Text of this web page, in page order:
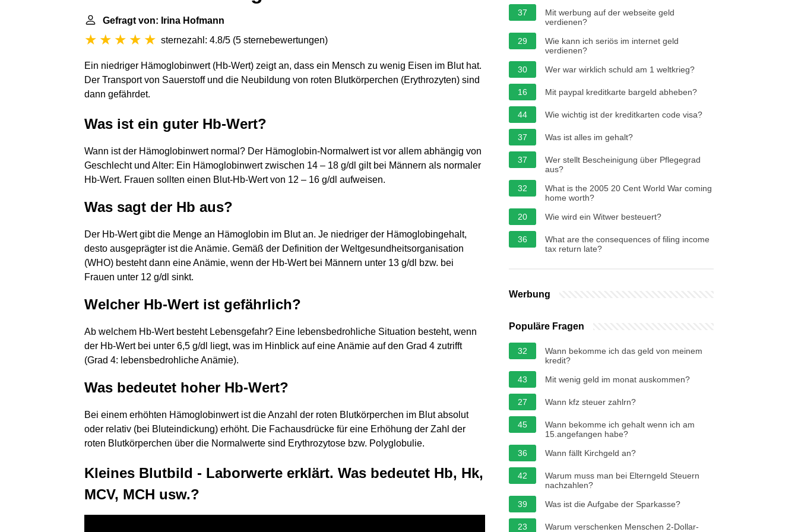
Gefragt von: Irina Hofmann
sternezahl: 4.8/5 (5 sternebewertungen)
Ein niedriger Hämoglobinwert (Hb-Wert) zeigt an, dass ein Mensch zu wenig Eisen im Blut hat.
Der Transport von Sauerstoff und die Neubildung von roten Blutkörperchen (Erythrozyten) sind
dann gefährdet.
Was ist ein guter Hb-Wert?
Wann ist der Hämoglobinwert normal? Der Hämoglobin-Normalwert ist vor allem abhängig von
Geschlecht und Alter: Ein Hämoglobinwert zwischen 14 – 18 g/dl gilt bei Männern als normaler
Hb-Wert. Frauen sollten einen Blut-Hb-Wert von 12 – 16 g/dl aufweisen.
Was sagt der Hb aus?
Der Hb-Wert gibt die Menge an Hämoglobin im Blut an. Je niedriger der Hämoglobingehalt,
desto ausgeprägter ist die Anämie. Gemäß der Definition der Weltgesundheitsorganisation
(WHO) besteht dann eine Anämie, wenn der Hb-Wert bei Männern unter 13 g/dl bzw. bei
Frauen unter 12 g/dl sinkt.
Welcher Hb-Wert ist gefährlich?
Ab welchem Hb-Wert besteht Lebensgefahr? Eine lebensbedrohliche Situation besteht, wenn
der Hb-Wert bei unter 6,5 g/dl liegt, was im Hinblick auf eine Anämie auf den Grad 4 zutrifft
(Grad 4: lebensbedrohliche Anämie).
Was bedeutet hoher Hb-Wert?
Bei einem erhöhten Hämoglobinwert ist die Anzahl der roten Blutkörperchen im Blut absolut
oder relativ (bei Bluteindickung) erhöht. Die Fachausdrücke für eine Erhöhung der Zahl der
roten Blutkörperchen über die Normalwerte sind Erythrozytose bzw. Polyglobulie.
Kleines Blutbild - Laborwerte erklärt. Was bedeutet Hb, Hk,
MCV, MCH usw.?
37
Mit werbung auf der webseite geld
verdienen?
29
Wie kann ich seriös im internet geld
verdienen?
30
Wer war wirklich schuld am 1 weltkrieg?
16 Mit paypal kreditkarte bargeld abheben?
44 Wie wichtig ist der kreditkarten code visa?
37 Was ist alles im gehalt?
37
Wer stellt Bescheinigung über Pflegegrad
aus?
32
What is the 2005 20 Cent World War coming
home worth?
20
Wie wird ein Witwer besteuert?
36
What are the consequences of filing income
tax return late?
Werbung
Populäre Fragen
32
Wann bekomme ich das geld von meinem
kredit?
43
Mit wenig geld im monat auskommen?
27 Wann kfz steuer zahlrn?
45
Wann bekomme ich gehalt wenn ich am
15.angefangen habe?
36
Wann fällt Kirchgeld an?
42
Warum muss man bei Elterngeld Steuern
nachzahlen?
39
Was ist die Aufgabe der Sparkasse?
23
Warum verschenken Menschen 2-Dollar-